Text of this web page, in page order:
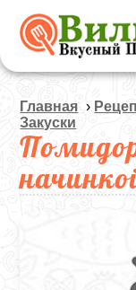
Главная ›
Закуски